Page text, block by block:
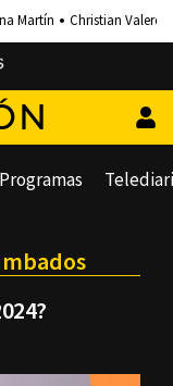
Martín Christian Valero
Programas